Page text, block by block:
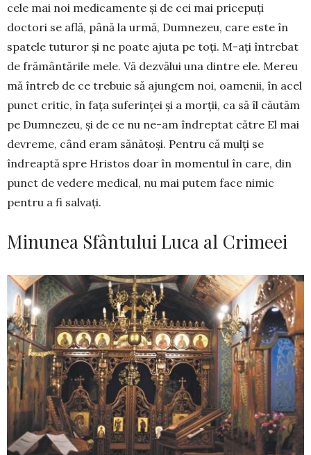
cele mai noi medicamente și de cei mai pricepuți
doctori se află, până la urmă, Dumnezeu, care este în
spatele tuturor și ne poate ajuta pe toți. M-ați întrebat
de frământările mele. Vă dezvălui una dintre ele. Mereu
mă întreb de ce trebuie să ajungem noi, oamenii, în acel
punct critic, în fața suferinței și a morții, ca să îl căutăm
pe Dumnezeu, și de ce nu ne-am îndreptat către El mai
devreme, când eram sănătoși. Pentru că mulți se
îndreaptă spre Hristos doar în momentul în care, din
punct de vedere medical, nu mai putem face nimic
pentru a fi salvați.
Minunea Sfântului Luca al Crimeei